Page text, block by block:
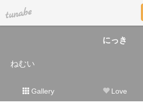
tuna.be
にっき
ねむい
Gallery Love